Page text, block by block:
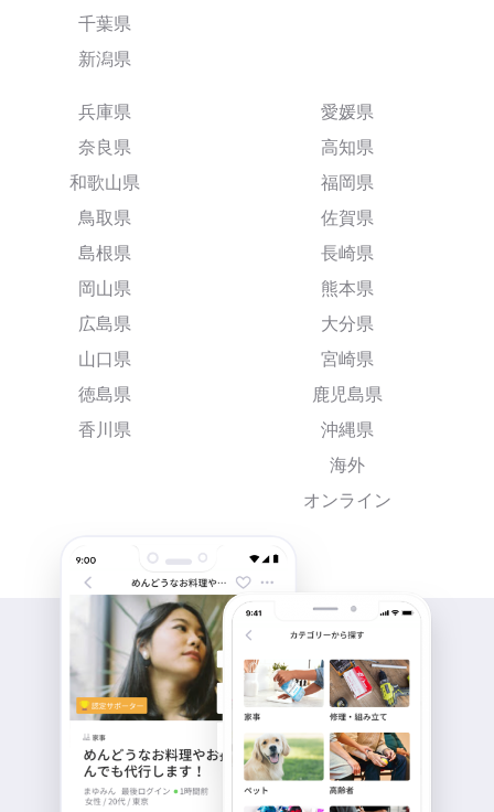
千葉県
新潟県
兵庫県
奈良県
和歌山県
鳥取県
島根県
岡山県
広島県
山口県
徳島県
香川県
愛媛県
高知県
福岡県
佐賀県
長崎県
熊本県
大分県
宮崎県
鹿児島県
沖縄県
海外
オンライン